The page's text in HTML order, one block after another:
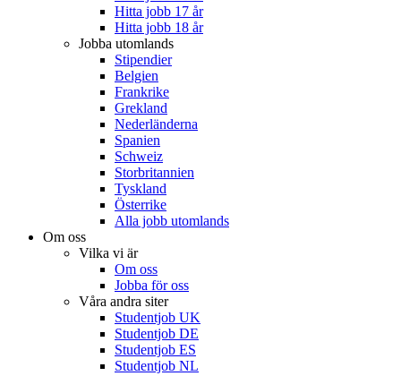
Hitta jobb 17 år
Hitta jobb 18 år
Jobba utomlands
Stipendier
Belgien
Frankrike
Grekland
Nederländerna
Spanien
Schweiz
Storbritannien
Tyskland
Österrike
Alla jobb utomlands
Om oss
Vilka vi är
Om oss
Jobba för oss
Våra andra siter
Studentjob UK
Studentjob DE
Studentjob ES
Studentjob NL